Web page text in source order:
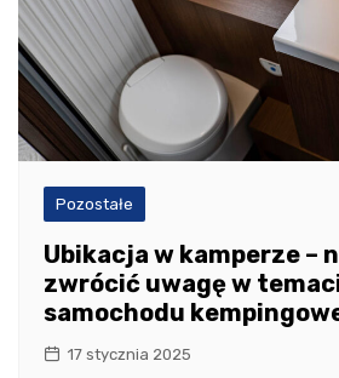
Pozostałe
Ubikacja w kamperze –
zwrócić uwagę w
samochodu
17 stycznia 2025